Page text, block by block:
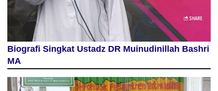
Biografi Singkat Ustadz DR Muinudinillah Bashri
MA